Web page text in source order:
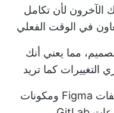
الآخرون لأن تكامل
مما يعني أنك
التغييرات كما تريد
مثل ملفات Figma ومكونات